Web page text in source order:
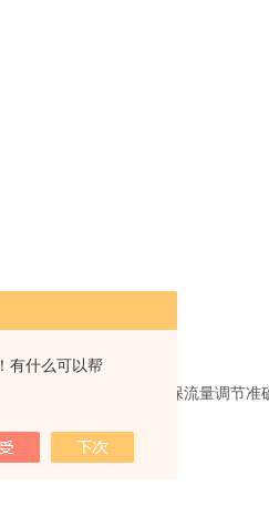
有什么可以帮
，用于更好的热传导。
统，进口针型阀，确保流量调节准